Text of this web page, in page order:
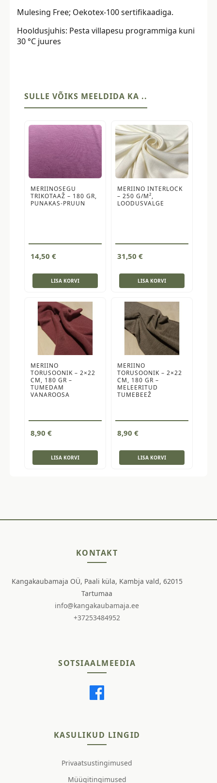
Mulesing Free; Oekotex-100 sertifikaadiga.
Hooldusjuhis: Pesta villapesu programmiga kuni
30 °C juures
SULLE VÕIKS MEELDIDA KA ..
MERIINOSEGU
TRIKOTAAŽ – 180 GR,
PUNAKAS-PRUUN
14,50 €
LISA KORVI
MERIINO INTERLOCK
– 250 G/M²,
LOODUSVALGE
31,50 €
LISA KORVI
MERIINO
TORUSOONIK – 2×22
CM, 180 GR –
TUMEDAM
VANAROOSA
8,90 €
LISA KORVI
MERIINO
TORUSOONIK – 2×22
CM, 180 GR –
MELEERITUD
TUMEBEEŽ
8,90 €
LISA KORVI
KONTAKT
Kangakaubamaja OÜ, Paali küla, Kambja vald, 62015
Tartumaa
info@kangakaubamaja.ee
+37253484952
SOTSIAALMEEDIA
KASULIKUD LINGID
Privaatsustingimused
Müügitingimused